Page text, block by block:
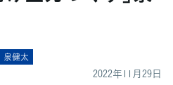
泉健太
2022年11月29日